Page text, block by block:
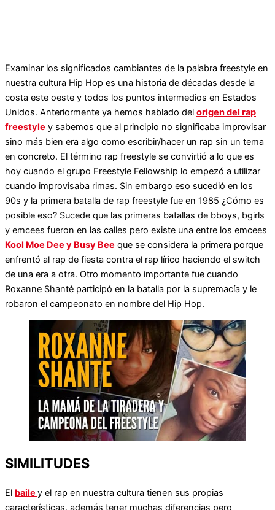
Examinar los significados cambiantes de la palabra freestyle en
nuestra cultura Hip Hop es una historia de décadas desde la
costa este oeste y todos los puntos intermedios en Estados
Unidos. Anteriormente ya hemos hablado del origen del rap
freestyle y sabemos que al principio no significaba improvisar
sino más bien era algo como escribir/hacer un rap sin un tema
en concreto. El término rap freestyle se convirtió a lo que es
hoy cuando el grupo Freestyle Fellowship lo empezó a utilizar
cuando improvisaba rimas. Sin embargo eso sucedió en los
90s y la primera batalla de rap freestyle fue en 1985 ¿Cómo es
posible eso? Sucede que las primeras batallas de bboys, bgirls
y emcees fueron en las calles pero existe una entre los emcees
Kool Moe Dee y Busy Bee que se considera la primera porque
enfrentó al rap de fiesta contra el rap lírico haciendo el switch
de una era a otra. Otro momento importante fue cuando
Roxanne Shanté participó en la batalla por la supremacía y le
robaron el campeonato en nombre del Hip Hop.
SIMILITUDES
El baile y el rap en nuestra cultura tienen sus propias